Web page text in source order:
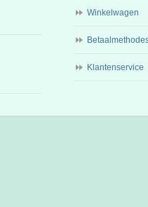
Winkelwagen
Klantenservice